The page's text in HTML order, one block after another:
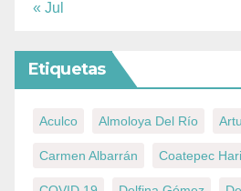
« Jul
Etiquetas
Aculco Almoloya Del Río
Carmen Albarrán Coatepec